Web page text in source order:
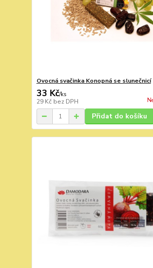
Ovocná svačinka Konopná se slunečnicí
33 Kč/ks
29 Kč bez DPH
Přidat do košíku